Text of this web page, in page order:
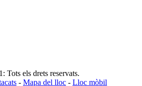
els drets reservats.
- Mapa del lloc - Lloc mòbil